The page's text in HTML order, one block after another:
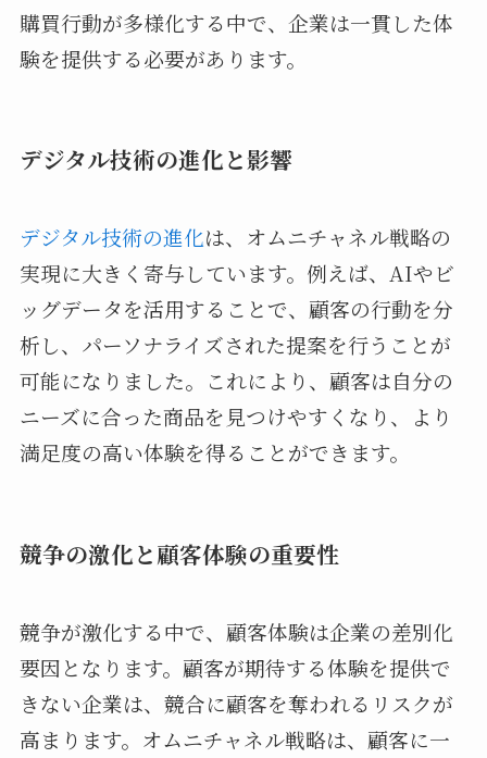
購買行動が多様化する中で、企業は一貫した体
験を提供する必要があります。
デジタル技術の進化と影響
デジタル技術の進化は、オムニチャネル戦略の
実現に大きく寄与しています。例えば、AIやビ
ッグデータを活用することで、顧客の行動を分
析し、パーソナライズされた提案を行うことが
可能になりました。これにより、顧客は自分の
ニーズに合った商品を見つけやすくなり、より
満足度の高い体験を得ることができます。
競争の激化と顧客体験の重要性
競争が激化する中で、顧客体験は企業の差別化
要因となります。顧客が期待する体験を提供で
きない企業は、競合に顧客を奪われるリスクが
高まります。オムニチャネル戦略は、顧客に一